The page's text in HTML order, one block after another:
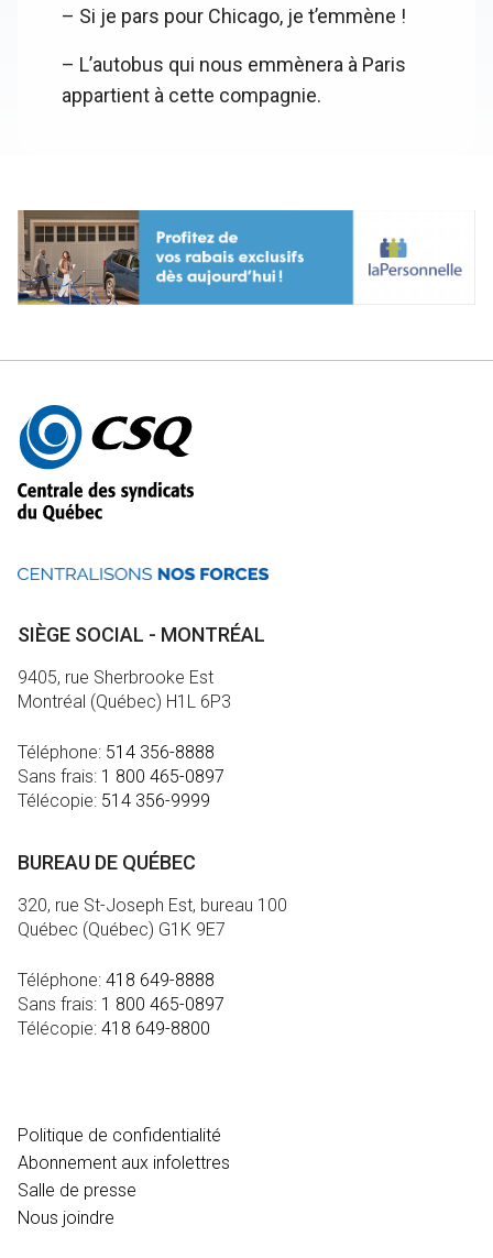
– Si je pars pour Chicago, je t’emmène !
– L’autobus qui nous emmènera à Paris
appartient à cette compagnie.
Autres
informations
SIÈGE SOCIAL - MONTRÉAL
9405, rue Sherbrooke Est
Montréal (Québec) H1L 6P3
Téléphone: 514 356-8888
Sans frais: 1 800 465-0897
Télécopie: 514 356-9999
BUREAU DE QUÉBEC
320, rue St-Joseph Est, bureau 100
Québec (Québec) G1K 9E7
Téléphone: 418 649-8888
Sans frais: 1 800 465-0897
Télécopie: 418 649-8800
Politique de confidentialité
Abonnement aux infolettres
Salle de presse
Nous joindre